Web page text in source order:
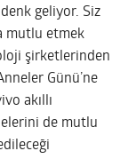
denk geliyor. Siz
mutlu etmek
şirketlerinden
Günü’ne
akıllı
de mutlu